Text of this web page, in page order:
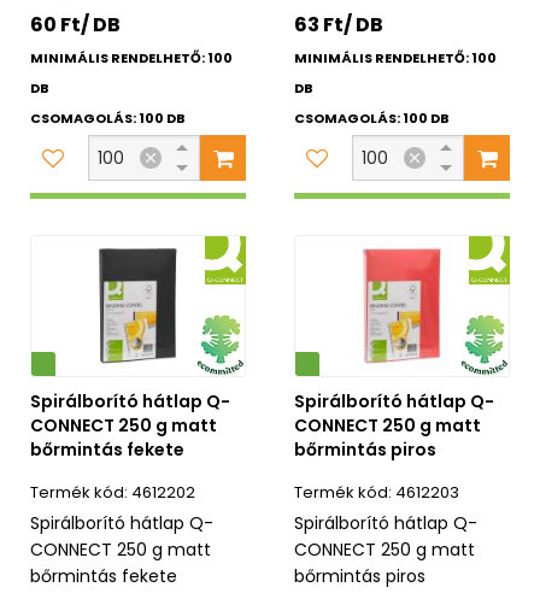
60 Ft/ DB
MINIMÁLIS RENDELHETŐ: 100
DB
CSOMAGOLÁS: 100 DB
63 Ft/ DB
MINIMÁLIS RENDELHETŐ: 100
DB
CSOMAGOLÁS: 100 DB
Spirálborító hátlap Q-
CONNECT 250 g matt
bőrmintás fekete
4612202
Spirálborító hátlap Q-
CONNECT 250 g matt
bőrmintás fekete
Környezetbarát
Spirálborító hátlap Q-
CONNECT 250 g matt
bőrmintás piros
4612203
Spirálborító hátlap Q-
CONNECT 250 g matt
bőrmintás piros